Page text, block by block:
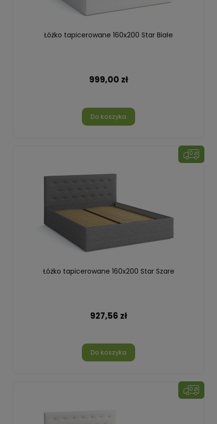
Łóżko tapicerowane 160x200 Star Białe
999,00 zł
Do koszyka
Łóżko tapicerowane 160x200 Star Szare
927,56 zł
Do koszyka